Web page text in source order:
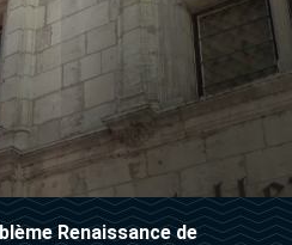
Renaissance de